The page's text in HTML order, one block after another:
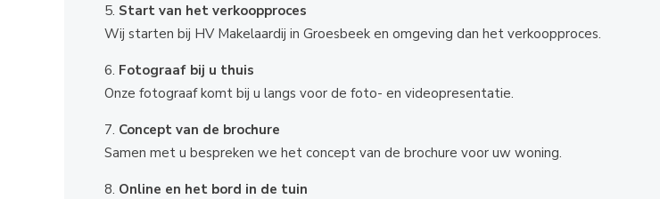
Start van het verkoopproces
Wij starten bij HV Makelaardij in Groesbeek en omgeving dan het verkoopproces.
Fotograaf bij u thuis
Onze fotograaf komt bij u langs voor de foto- en videopresentatie.
Concept van de brochure
Samen met u bespreken we het concept van de brochure voor uw woning.
Online en het bord in de tuin